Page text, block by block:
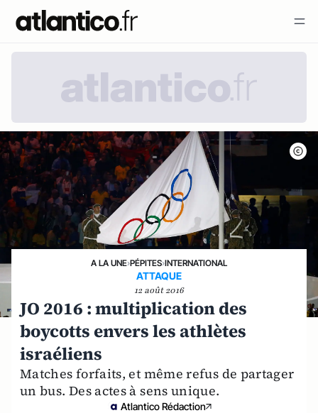
A LA UNE›PÉPITES›INTERNATIONAL
ATTAQUE
12 août 2016
JO 2016 : multiplication des
boycotts envers les athlètes
israéliens
Matches forfaits, et même refus de partager
un bus. Des actes à sens unique.
Atlantico Rédaction